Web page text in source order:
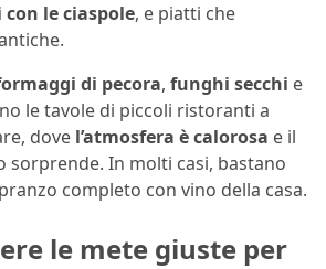
le ciaspole, e piatti che
di pecora, funghi secchi e
le tavole di piccoli ristoranti a
dove l’atmosfera è calorosa e il
sorprende. In molti casi, bastano
completo con vino della casa.
le mete giuste per